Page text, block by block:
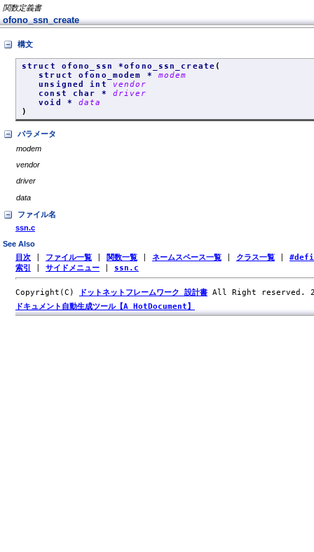
関数定義書
ofono_ssn_create
構文
struct ofono_ssn *ofono_ssn_create (
struct ofono_modem * modem
unsigned int vendor
const char * driver
void *data
)
パラメータ
modem
vendor
driver
data
ファイル名
ssn.c
See Also
目次 ファイル一覧 関数一覧 ネームスペース一覧 クラス一覧
索引
サイドメニュー ssn.c
Copyright(C) ドットネットフレームワーク 設計書 All Right reserved.
ドキュメント自動生成ツール【A HotDocument】